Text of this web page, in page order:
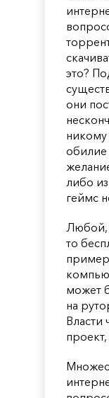
это?
они
обилие
либо
геймс
Любой,
то
может
на
Власти